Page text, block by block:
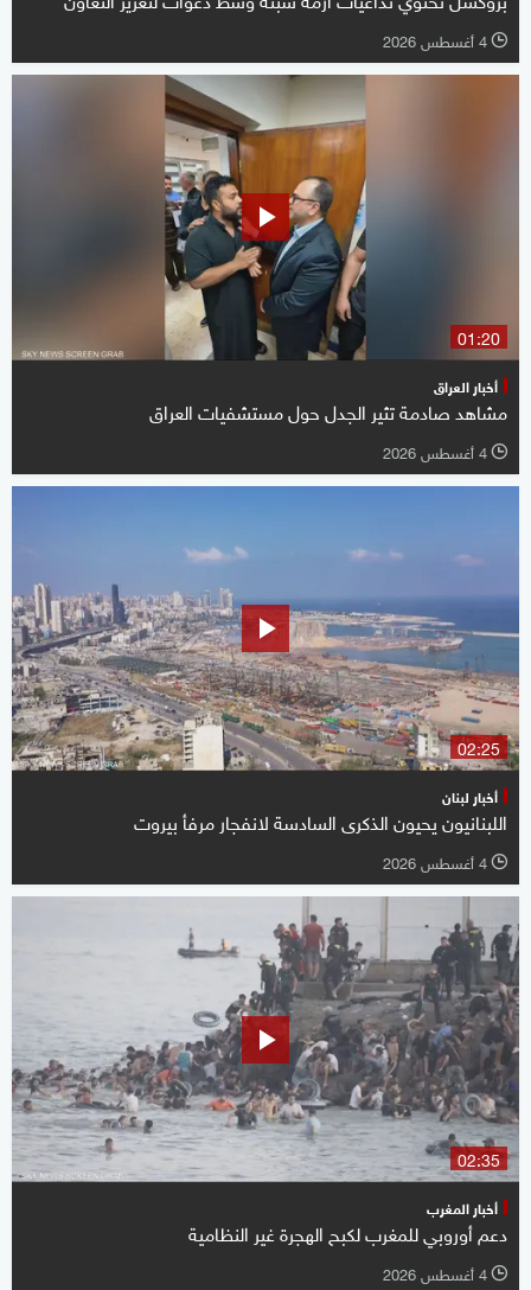
l 4 أغسطس 2026
01:20
أخبار العراق
مشاهد صادمة تثير الجدل حول مستشفيات العراق
l 4 أغسطس 2026
02:25
أخبار لبنان
اللبنانيون يحيون الذكرى السادسة لانفجار مرفأ بيروت
l 4 أغسطس 2026
02:35
أخبار المغرب
دعم أوروبي للمغرب لكبح الهجرة غير النظامية
l 4 أغسطس 2026